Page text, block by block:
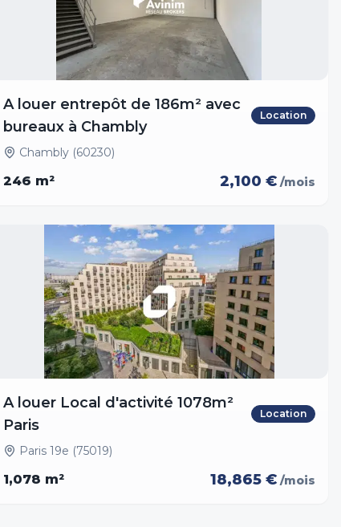
A louer entrepôt de 186m² avec
bureaux à Chambly
Location
Chambly (60230)
246 m² 2,100 € /mois
A louer Local d'activité 1078m²
Paris
Location
Paris 19e (75019)
1,078 m² 18,865 € /mois